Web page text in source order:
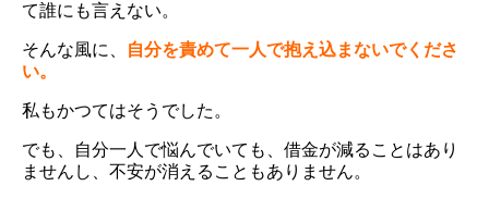
て誰にも言えない。
そんな風に、
自分を責めて一人で抱え込まないでくださ
い。
私もかつてはそうでした。
でも、自分一人で悩んでいても、借金が減ることはあり
ませんし、不安が消えることもありません。